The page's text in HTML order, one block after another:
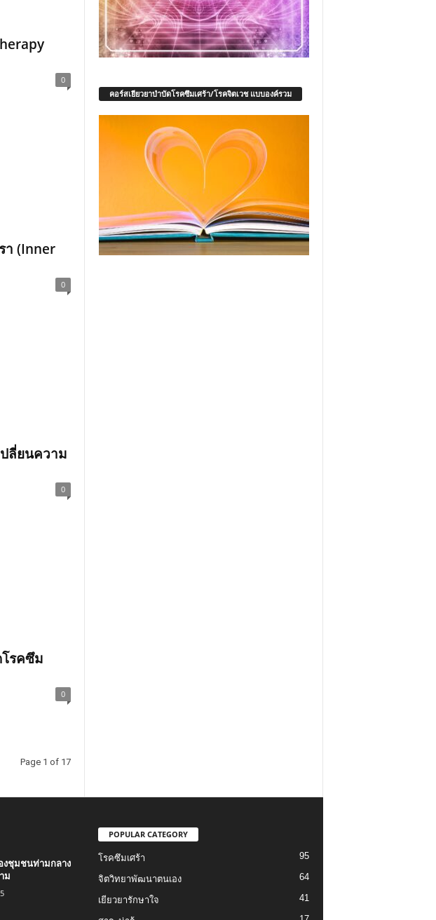
0
า (Inner
0
ลี่ยนความ
0
รคซึม
0
Page 1 of 17
คอร์สเยียวยาบำบัดโรคซึมเศร้า/โรคจิตเวช แบบองค์รวม
งชุมชนท่ามกลาง
ม
POPULAR CATEGORY
โรคซึมเศร้า 95
จิตวิทยาพัฒนาตนเอง 64
เยียวยารักษาใจ 41